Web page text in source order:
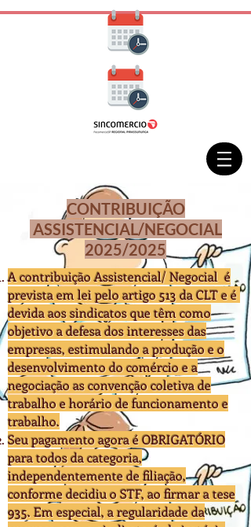
CONTRIBUIÇÃO
ASSISTENCIAL/NEGOCIAL
2025/2025
A contribuição Assistencial/ Negocial é
prevista em lei pelo artigo 513 da CLT e é
devida aos sindicatos que têm como
objetivo a defesa dos interesses das
empresas, estimulando a produção e o
desenvolvimento do comércio e a
negociação as convenção coletiva de
trabalho e horário de funcionamento e
trabalho.
Seu pagamento agora é OBRIGATÓRIO
para todos da categoria,
independentemente de filiação,
conforme decidiu o STF, ao firmar a tese
935. Em especial, a regularidade da